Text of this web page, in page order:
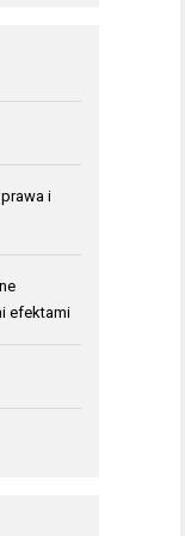
i
efektami